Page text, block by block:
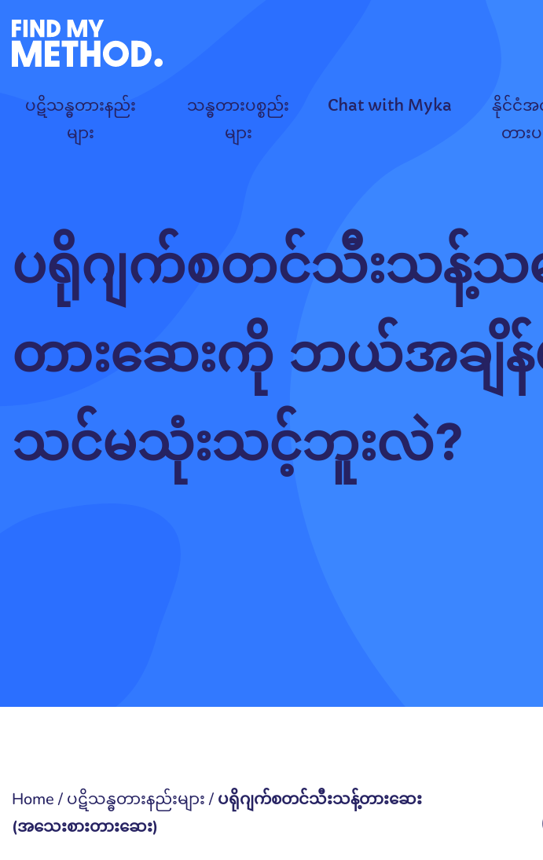
ပဋိသန္ဓတားနည်း
များ
သန္ဓတားပစ္စည်း
များ
Chat with Myka
နိုင်ငံ
တားပ
ပရိုဂျက်စတင်သီးသန့်သန္
တားဆေးကို ဘယ်အချိန်
သင်မသုံးသင့်ဘူးလဲ?
Home/ ပဋိသန္ဓတားနည်းများ/ ပရိုဂျက်စတင်သီးသန့်တားဆေး
(အသေးစားတားဆေး)